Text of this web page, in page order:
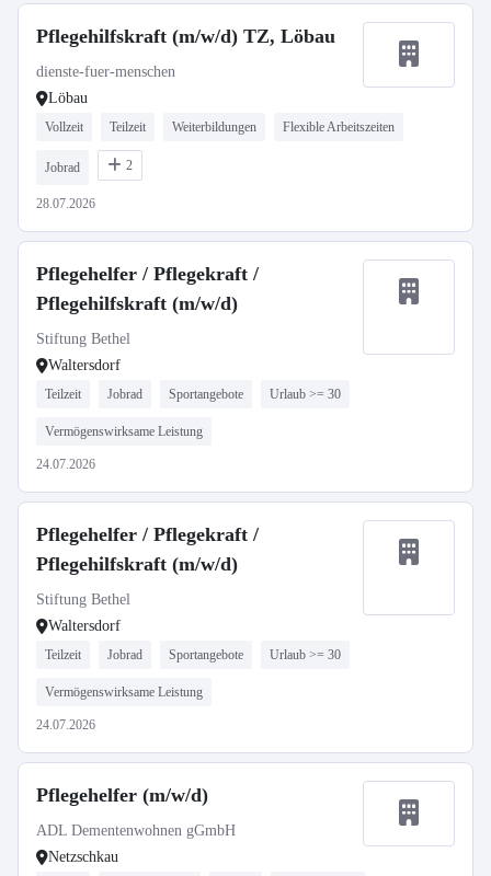
Pflegehilfskraft (m/w/d) TZ, Löbau
dienste-fuer-menschen
Löbau
Vollzeit Teilzeit Weiterbildungen Flexible Arbeitszeiten
Jobrad 2
28.07.2026
Pflegehelfer / Pflegekraft /
Pflegehilfskraft (m/w/d)
Stiftung Bethel
Waltersdorf
Teilzeit Jobrad Sportangebote Urlaub >= 30
Vermögenswirksame Leistung
24.07.2026
Pflegehelfer / Pflegekraft /
Pflegehilfskraft (m/w/d)
Stiftung Bethel
Waltersdorf
Teilzeit Jobrad Sportangebote Urlaub >= 30
Vermögenswirksame Leistung
24.07.2026
Pflegehelfer (m/w/d)
ADL Dementenwohnen gGmbH
Netzschkau